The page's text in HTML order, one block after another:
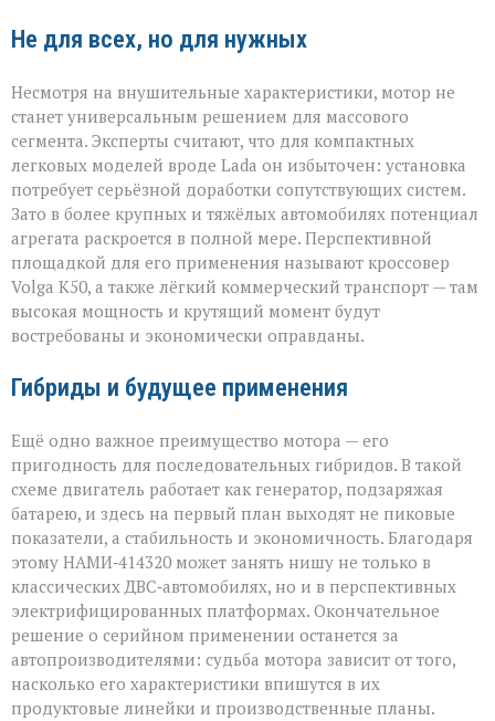
Не для всех, но для нужных
Несмотря на внушительные характеристики, мотор не
станет универсальным решением для массового
сегмента. Эксперты считают, что для компактных
легковых моделей вроде Lada он избыточен: установка
потребует серьёзной доработки сопутствующих систем.
Зато в более крупных и тяжёлых автомобилях потенциал
агрегата раскроется в полной мере. Перспективной
площадкой для его применения называют кроссовер
Volga К50, а также лёгкий коммерческий транспорт — там
высокая мощность и крутящий момент будут
востребованы и экономически оправданы.
Гибриды и будущее применения
Ещё одно важное преимущество мотора — его
пригодность для последовательных гибридов. В такой
схеме двигатель работает как генератор, подзаряжая
батарею, и здесь на первый план выходят не пиковые
показатели, а стабильность и экономичность. Благодаря
этому НАМИ‑414320 может занять нишу не только в
классических ДВС‑автомобилях, но и в перспективных
электрифицированных платформах. Окончательное
решение о серийном применении останется за
автопроизводителями: судьба мотора зависит от того,
насколько его характеристики впишутся в их
продуктовые линейки и производственные планы.